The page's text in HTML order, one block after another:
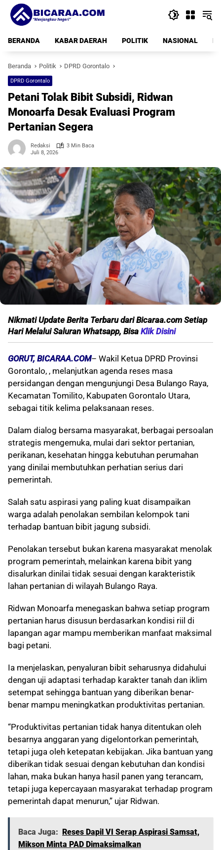
Langsung
konten
BERANDA
KABAR DAERAH POLITIK NASIONAL
Beranda Politik DPRD Gorontalo
DPRD Gorontalo
Petani Tolak Bibit Subsidi, Ridwan
Monoarfa Desak Evaluasi Program
Pertanian Segera
Redaksi
3 Min Baca
Juli 8, 2026
Nikmati Update Berita Terbaru dari Bicaraa.com Setiap
Hari Melalui Saluran Whatsapp, Bisa Klik Disini
GORUT, BICARAA.COM– Wakil Ketua DPRD Provinsi
Gorontalo, , melanjutkan agenda reses masa
persidangan dengan mengunjungi Desa Bulango Raya,
Kecamatan Tomilito, Kabupaten Gorontalo Utara,
sebagai titik kelima pelaksanaan reses.
Dalam dialog bersama masyarakat, berbagai persoalan
strategis mengemuka, mulai dari sektor pertanian,
perikanan, kesehatan hingga kebutuhan perumahan
yang dinilai membutuhkan perhatian serius dari
pemerintah.
Salah satu aspirasi yang paling kuat disampaikan
warga adalah penolakan sembilan kelompok tani
terhadap bantuan bibit jagung subsidi.
Penolakan tersebut bukan karena masyarakat menolak
program pemerintah, melainkan karena bibit yang
disalurkan dinilai tidak sesuai dengan karakteristik
lahan pertanian di wilayah Bulango Raya.
Ridwan Monoarfa menegaskan bahwa setiap program
pertanian harus disusun berdasarkan kondisi riil di
lapangan agar mampu memberikan manfaat maksimal
bagi petani.
Ia menjelaskan, penyaluran bibit seharusnya didahului
dengan uji adaptasi terhadap karakter tanah dan iklim
setempat sehingga bantuan yang diberikan benar-
benar mampu meningkatkan produktivitas pertanian.
“Produktivitas pertanian tidak hanya ditentukan oleh
besarnya anggaran yang digelontorkan pemerintah,
tetapi juga oleh ketepatan kebijakan. Jika bantuan yang
diberikan tidak sesuai dengan kebutuhan dan kondisi
lahan, maka bukan hanya hasil panen yang terancam,
tetapi juga kepercayaan masyarakat terhadap program
pemerintah dapat menurun,” ujar Ridwan.
Baca Juga: Reses Dapil VI Serap Aspirasi Samsat,
Mikson Minta PAD Dimaksimalkan